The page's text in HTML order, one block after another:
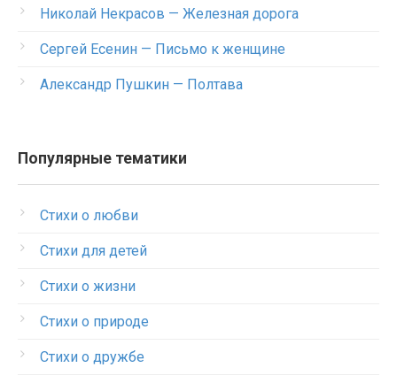
Николай Некрасов — Железная дорога
Сергей Есенин — Письмо к женщине
Александр Пушкин — Полтава
Популярные тематики
Стихи о любви
Стихи для детей
Стихи о жизни
Стихи о природе
Стихи о дружбе